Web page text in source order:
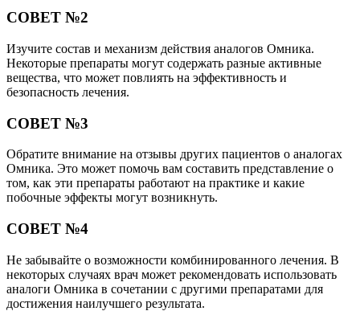
СОВЕТ №2
Изучите состав и механизм действия аналогов Омника.
Некоторые препараты могут содержать разные активные
вещества, что может повлиять на эффективность и
безопасность лечения.
СОВЕТ №3
Обратите внимание на отзывы других пациентов о аналогах
Омника. Это может помочь вам составить представление о
том, как эти препараты работают на практике и какие
побочные эффекты могут возникнуть.
СОВЕТ №4
Не забывайте о возможности комбинированного лечения. В
некоторых случаях врач может рекомендовать использовать
аналоги Омника в сочетании с другими препаратами для
достижения наилучшего результата.